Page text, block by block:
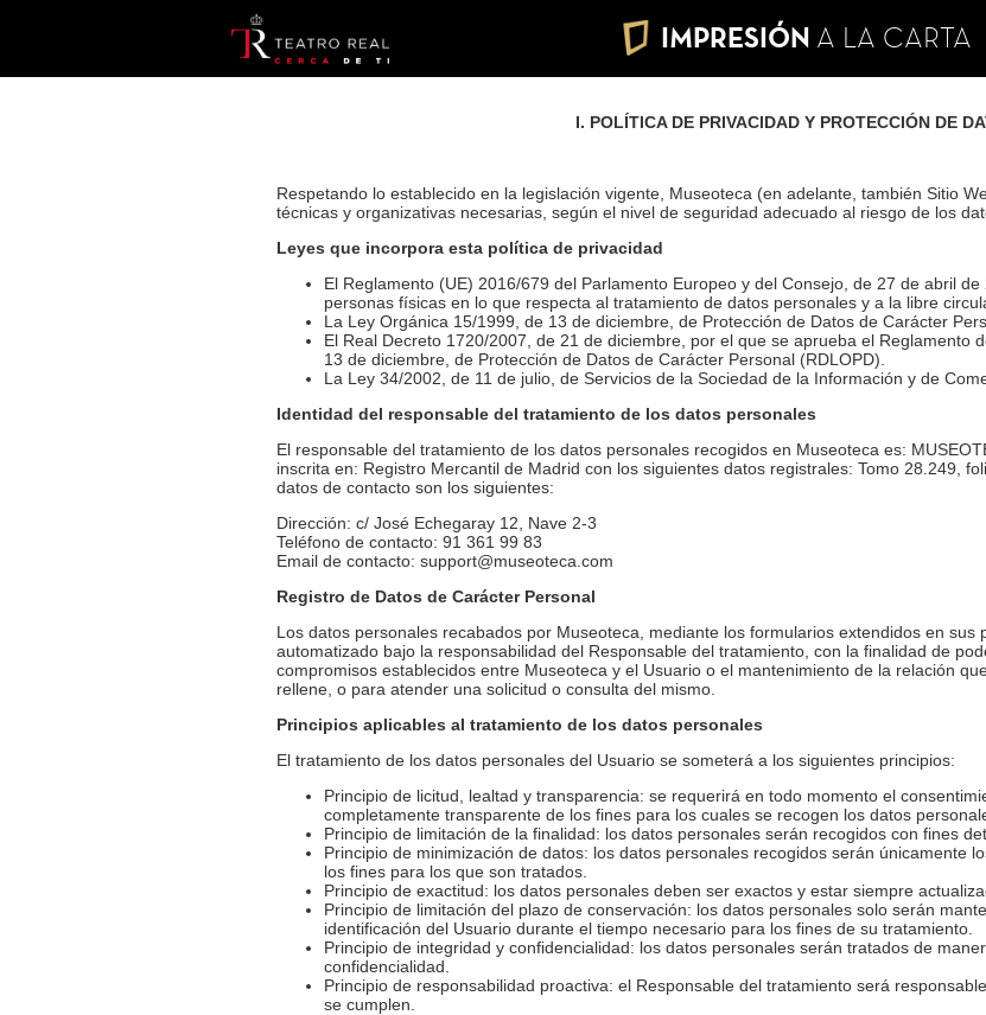
IMPRESIÓN A LA CARTA
I. POLÍTICA DE PRIVACIDAD Y PROTECCIÓN DE
Respetando lo establecido en la legislación vigente, Museoteca (en adelante, también Sitio
técnicas y organizativas necesarias, según el nivel de seguridad adecuado al riesgo de los
Leyes que incorpora esta política de privacidad
El Reglamento (UE) 2016/679 del Parlamento Europeo y del Consejo, de 27 de abril
personas físicas en lo que respecta al tratamiento de datos personales y a la libre
La Ley Orgánica 15/1999, de 13 de diciembre, de Protección de Datos de Carácter
El Real Decreto 1720/2007, de 21 de diciembre, por el que se aprueba el Reglamento
13 de diciembre, de Protección de Datos de Carácter Personal (RDLOPD).
La Ley 34/2002, de 11 de julio, de Servicios de la Sociedad de la Información y de
Identidad del responsable del tratamiento de los datos personales
El responsable del tratamiento de los datos personales recogidos en Museoteca es:
inscrita en: Registro Mercantil de Madrid con los siguientes datos registrales: Tomo 28.249,
datos de contacto son los siguientes:
Dirección: c/ José Echegaray 12, Nave 2-3
Teléfono de contacto: 91 361 99 83
Email de contacto: support@museoteca.com
Registro de Datos de Carácter Personal
Los datos personales recabados por Museoteca, mediante los formularios extendidos en
automatizado bajo la responsabilidad del Responsable del tratamiento, con la finalidad de
compromisos establecidos entre Museoteca y el Usuario o el mantenimiento de la relación
rellene, o para atender una solicitud o consulta del mismo.
Principios aplicables al tratamiento de los datos personales
El tratamiento de los datos personales del Usuario se someterá a los siguientes principios:
Principio de licitud, lealtad y transparencia: se requerirá en todo momento el
completamente transparente de los fines para los cuales se recogen los datos
Principio de limitación de la finalidad: los datos personales serán recogidos con fines
Principio de minimización de datos: los datos personales recogidos serán únicamente
los fines para los que son tratados.
Principio de exactitud: los datos personales deben ser exactos y estar siempre
Principio de limitación del plazo de conservación: los datos personales solo serán
identificación del Usuario durante el tiempo necesario para los fines de su tratamiento.
Principio de integridad y confidencialidad: los datos personales serán tratados de
confidencialidad.
Principio de responsabilidad proactiva: el Responsable del tratamiento será
se cumplen.